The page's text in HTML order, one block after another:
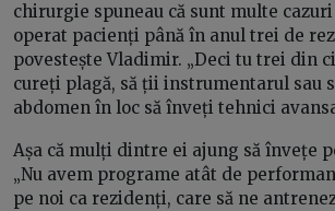
chirurgie spuneau că sunt multe
operat pacienți până în anul trei de
povestește Vladimir. „Deci tu trei din
cureți plagă, să ții instrumentarul sau
abdomen în loc să înveți tehnici
Așa că mulți dintre ei ajung să învețe
„Nu avem programe atât de
pe noi ca rezidenți, care să ne